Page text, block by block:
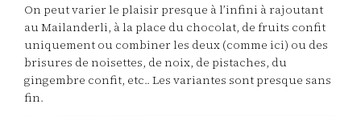
On peut varier le plaisir presque à l’infini à rajoutant
au Mailanderli, à la place du chocolat, de fruits confit
uniquement ou combiner les deux (comme ici) ou des
brisures de noisettes, de noix, de pistaches, du
gingembre confit, etc.. Les variantes sont presque sans
fin.